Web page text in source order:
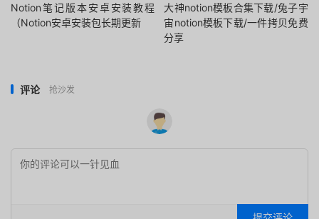
Notion笔记版本安卓安装教程
（Notion安卓安装包长期更新
大神notion模板合集下载/兔子宇
宙notion模板下载/一件拷贝免费
分享
评论 抢沙发